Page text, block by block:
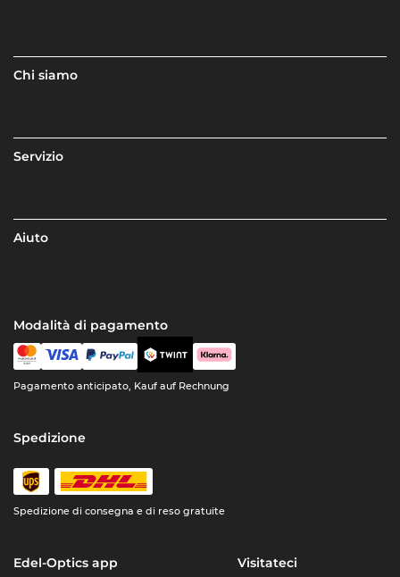
Chi siamo
Servizio
Aiuto
Modalità di pagamento
Pagamento anticipato, Kauf auf Rechnung
Spedizione
Spedizione di consegna e di reso gratuite
Edel-Optics app Visitateci